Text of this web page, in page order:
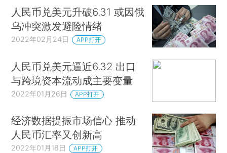
人民币兑美元升破6.31 或因俄
乌冲突激发避险情绪
2022年02月24日 APP打开
人民币兑美元逼近6.32 出口
与跨境资本流动成主要变量
2022年01月26日 APP打开
经济数据提振市场信心 推动
人民币汇率又创新高
2022年01月18日 APP打开